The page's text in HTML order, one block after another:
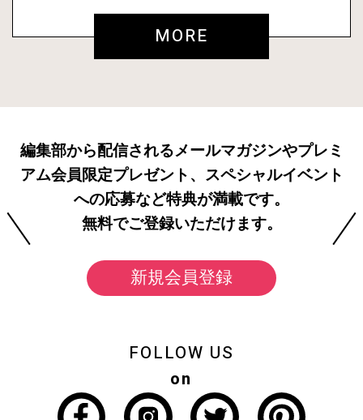
MORE
編集部から配信されるメールマガジンやプレミ
アム会員限定プレゼント、スペシャルイベント
への応募など特典が満載です。
無料でご登録いただけます。
新規会員登録
FOLLOW US
on